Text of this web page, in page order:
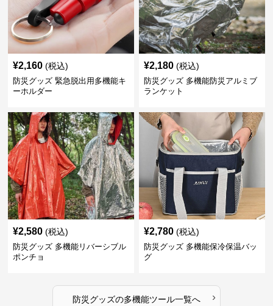
¥2,160 (税込)
防災グッズ 緊急脱出用多機能キ
ーホルダー
¥2,180 (税込)
防災グッズ 多機能防災アルミブ
ランケット
¥2,580 (税込)
防災グッズ 多機能リバーシブル
ポンチョ
¥2,780 (税込)
防災グッズ 多機能保冷保温バッ
グ
防災グッズの多機能ツール一覧へ ›